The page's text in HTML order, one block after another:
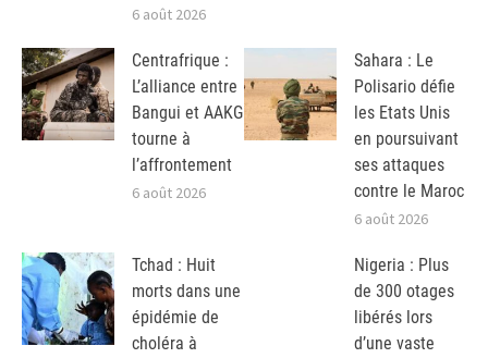
6 août 2026
Centrafrique :
L’alliance entre
Bangui et AAKG
tourne à
l’affrontement
6 août 2026
Sahara : Le
Polisario défie
les Etats Unis
en poursuivant
ses attaques
contre le Maroc
6 août 2026
Tchad : Huit
morts dans une
épidémie de
choléra à
Nigeria : Plus
de 300 otages
libérés lors
d’une vaste